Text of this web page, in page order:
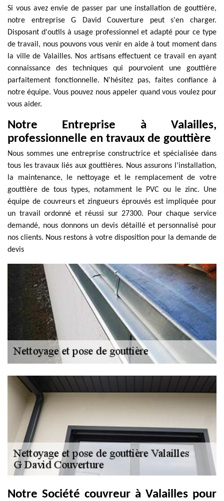
Si vous avez envie de passer par une installation de gouttière,
notre entreprise G David Couverture peut s'en charger.
Disposant d'outils à usage professionnel et adapté pour ce type
de travail, nous pouvons vous venir en aide à tout moment dans
la ville de Valailles. Nos artisans effectuent ce travail en ayant
connaissance des techniques qui pourvoient une gouttière
parfaitement fonctionnelle. N'hésitez pas, faites confiance à
notre équipe. Vous pouvez nous appeler quand vous voulez pour
vous aider.
Notre Entreprise à Valailles,
professionnelle en travaux de gouttière
Nous sommes une entreprise constructrice et spécialisée dans
tous les travaux liés aux gouttières. Nous assurons l’installation,
la maintenance, le nettoyage et le remplacement de votre
gouttière de tous types, notamment le PVC ou le zinc. Une
équipe de couvreurs et zingueurs éprouvés est impliquée pour
un travail ordonné et réussi sur 27300. Pour chaque service
demandé, nous donnons un devis détaillé et personnalisé pour
nos clients. Nous restons à votre disposition pour la demande de
devis
Notre Société couvreur à Valailles pour